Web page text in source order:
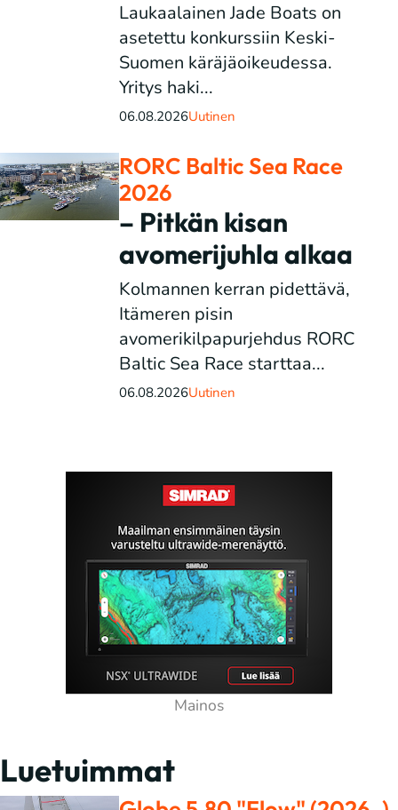
Laukaalainen Jade Boats on
asetettu konkurssiin Keski-
Suomen käräjäoikeudessa.
Yritys haki...
06.08.2026Uutinen
RORC Baltic Sea Race
2026
– Pitkän kisan
avomerijuhla alkaa
Kolmannen kerran pidettävä,
Itämeren pisin
avomerikilpapurjehdus RORC
Baltic Sea Race starttaa...
06.08.2026Uutinen
Luetuimmat